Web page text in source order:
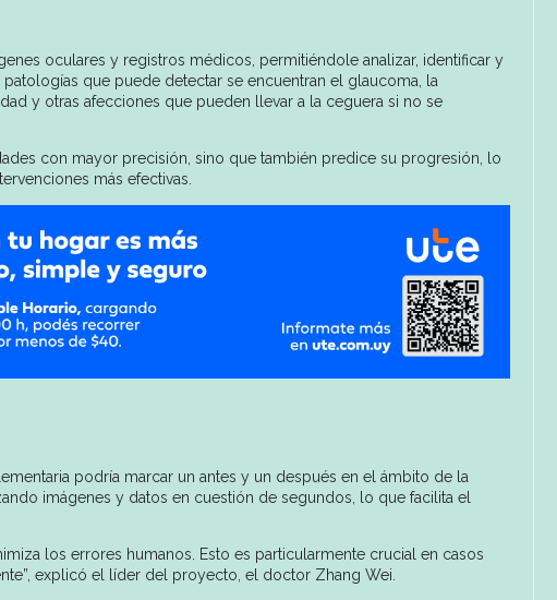
oculares y registros médicos, permitiéndole analizar, identificar y
que puede detectar se encuentran el glaucoma, la
y otras afecciones que pueden llevar a la ceguera si no se
con mayor precisión, sino que también predice su progresión, lo
más efectivas.
podría marcar un antes y un después en el ámbito de la
imágenes y datos en cuestión de segundos, lo que facilita el
los errores humanos. Esto es particularmente crucial en casos
explicó el líder del proyecto, el doctor Zhang Wei.